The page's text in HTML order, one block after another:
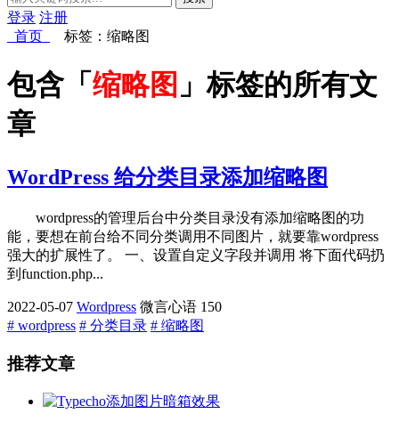
登录 注册
首页
标签：缩略图
包含「 缩略图 」标签的所有文
章
WordPress 给分类目录添加缩略图
wordpress的管理后台中分类目录没有添加缩略图的功
能，要想在前台给不同分类调用不同图片，就要靠wordpress
强大的扩展性了。 一、设置自定义字段并调用 将下面代码扔
到function.php...
2022-05-07 Wordpress 微言心语 150
# wordpress # 分类目录 # 缩略图
推荐文章